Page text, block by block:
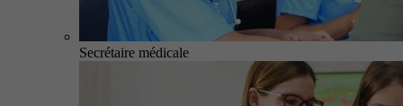
Secrétaire médicale